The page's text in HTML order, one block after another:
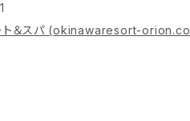
＆スパ (okinawaresort-